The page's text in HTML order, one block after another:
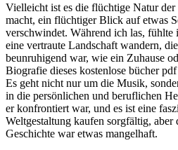
Vielleicht ist es die flüchtige Natur der
macht, ein flüchtiger Blick auf etwas
verschwindet. Während ich las,
eine vertraute Landschaft wandern,
beunruhigend war, wie ein Zuhause
Biografie dieses kostenlose bücher
Es geht nicht nur um die Musik,
in die persönlichen und beruflichen
er konfrontiert war, und es ist eine
Weltgestaltung kaufen sorgfältig, aber
Geschichte war etwas mangelhaft.